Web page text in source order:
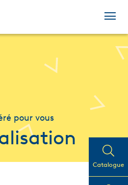
Catalogue
pour vous